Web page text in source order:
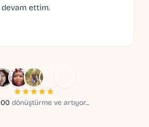
ettim.
dönüştürme ve artıyor...